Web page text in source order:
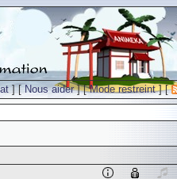
] [Nous aider] [Mode restreint] [